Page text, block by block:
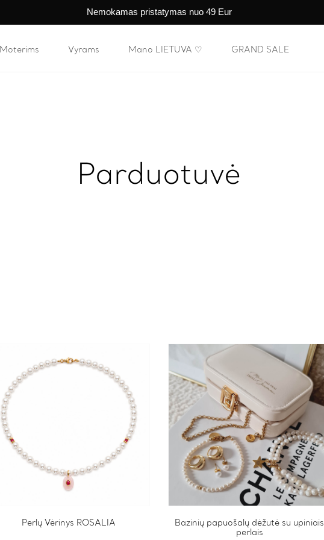
Nemokamas pristatymas nuo 49 Eur
Moterims Vyrams Mano LIETUVA ♡ GRAND SALE
Parduotuvė
Perlų Vėrinys ROSALIA
Bazinių papuošalų dėžutė su upiniais
perlais